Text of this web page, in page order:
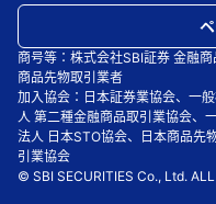
商号等：株式会社SBI証券 金融
商品先物取引業者
加入協会：日本証券業協会、一
人 第二種金融商品取引業協会、
法人 日本STO協会、日本商品先
引業協会
© SBI SECURITIES Co., Ltd.